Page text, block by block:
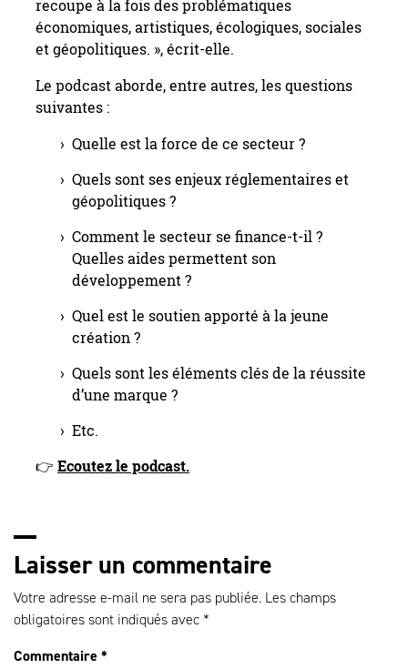
recoupe à la fois des problématiques
économiques, artistiques, écologiques, sociales
et géopolitiques. », écrit-elle.
Le podcast aborde, entre autres, les questions
suivantes :
Quelle est la force de ce secteur ?
Quels sont ses enjeux réglementaires et
géopolitiques ?
Comment le secteur se finance-t-il ?
Quelles aides permettent son
développement ?
Quel est le soutien apporté à la jeune
création ?
Quels sont les éléments clés de la réussite
d’une marque ?
Etc.
👉 Ecoutez le podcast.
Laisser un commentaire
Votre adresse e-mail ne sera pas publiée. Les champs
obligatoires sont indiqués avec *
Commentaire *